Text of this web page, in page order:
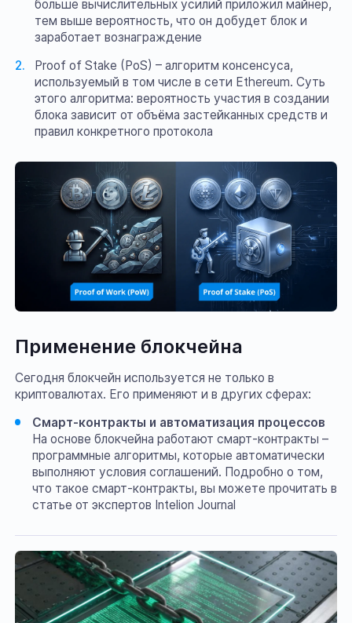
больше вычислительных усилий приложил майнер,
тем выше вероятность, что он добудет блок и
заработает вознаграждение
Proof of Stake (PoS) – алгоритм консенсуса,
используемый в том числе в сети Ethereum. Суть
этого алгоритма: вероятность участия в создании
блока зависит от объёма застейканных средств и
правил конкретного протокола
Применение блокчейна
Сегодня блокчейн используется не только в
криптовалютах. Его применяют и в других сферах:
Смарт-контракты и автоматизация процессов
На основе блокчейна работают смарт-контракты –
программные алгоритмы, которые автоматически
выполняют условия соглашений. Подробно о том,
что такое смарт-контракты, вы можете прочитать в
статье от экспертов Intelion Journal